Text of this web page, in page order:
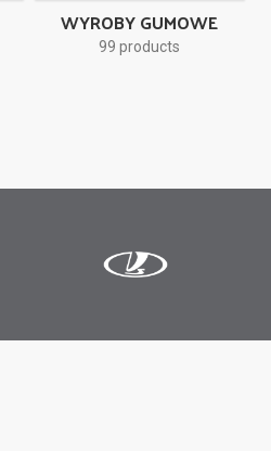
WYROBY GUMOWE
99 products